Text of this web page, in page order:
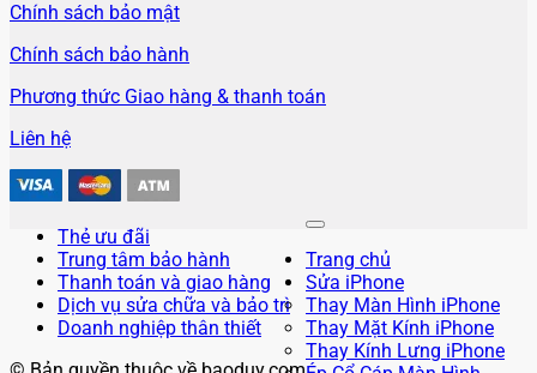
Chính sách bảo mật
Chính sách bảo hành
Phương thức Giao hàng & thanh toán
Liên hệ
Thẻ ưu đãi
Trung tâm bảo hành
Thanh toán và giao hàng
Dịch vụ sửa chữa và bảo trì
Doanh nghiệp thân thiết
Trang chủ
Sửa iPhone
Thay Màn Hình iPhone
Thay Mặt Kính iPhone
Thay Kính Lưng iPhone